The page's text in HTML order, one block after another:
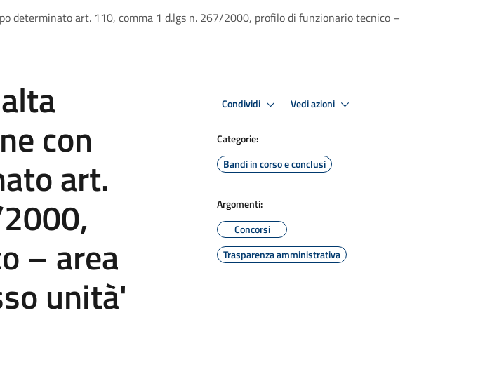
determinato art. 110, comma 1 d.lgs n. 267/2000, profilo di funzionario tecnico –
con
art.
– area
unità'
Condividi Vedi azioni
Categorie:
Bandi in corso e conclusi
Argomenti:
Concorsi
Trasparenza amministrativa